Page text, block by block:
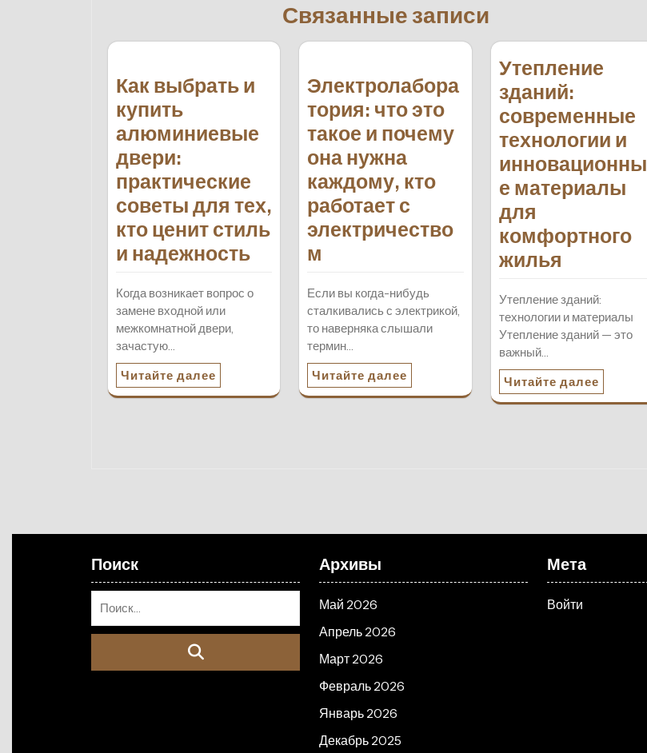
Связанные записи
Как выбрать и
купить
алюминиевые
двери:
практические
советы для тех,
кто ценит стиль
и надежность
Когда возникает вопрос о
замене входной или
межкомнатной двери,
зачастую…
Читайте далее
Электролабора
тория: что это
такое и почему
она нужна
каждому, кто
работает с
электричество
м
Если вы когда-нибудь
сталкивались с электрикой,
то наверняка слышали
термин…
Читайте далее
Утепление
зданий:
современные
технологии и
инновационны
е материалы
для
комфортного
жилья
Утепление зданий:
технологии и материалы
Утепление зданий — это
важный…
Читайте далее
Поиск Архивы
Май 2026
Апрель 2026
Март 2026
Февраль 2026
Январь 2026
Декабрь 2025
Мета
Войти